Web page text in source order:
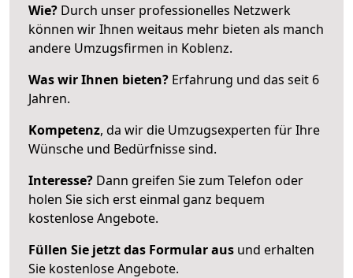
Wie? Durch unser professionelles Netzwerk
können wir Ihnen weitaus mehr bieten als manch
andere Umzugsfirmen in Koblenz.
Was wir Ihnen bieten? Erfahrung und das seit 6
Jahren.
Kompetenz, da wir die Umzugsexperten für Ihre
Wünsche und Bedürfnisse sind.
Interesse? Dann greifen Sie zum Telefon oder
holen Sie sich erst einmal ganz bequem
kostenlose Angebote.
Füllen Sie jetzt das Formular aus und erhalten
Sie kostenlose Angebote.